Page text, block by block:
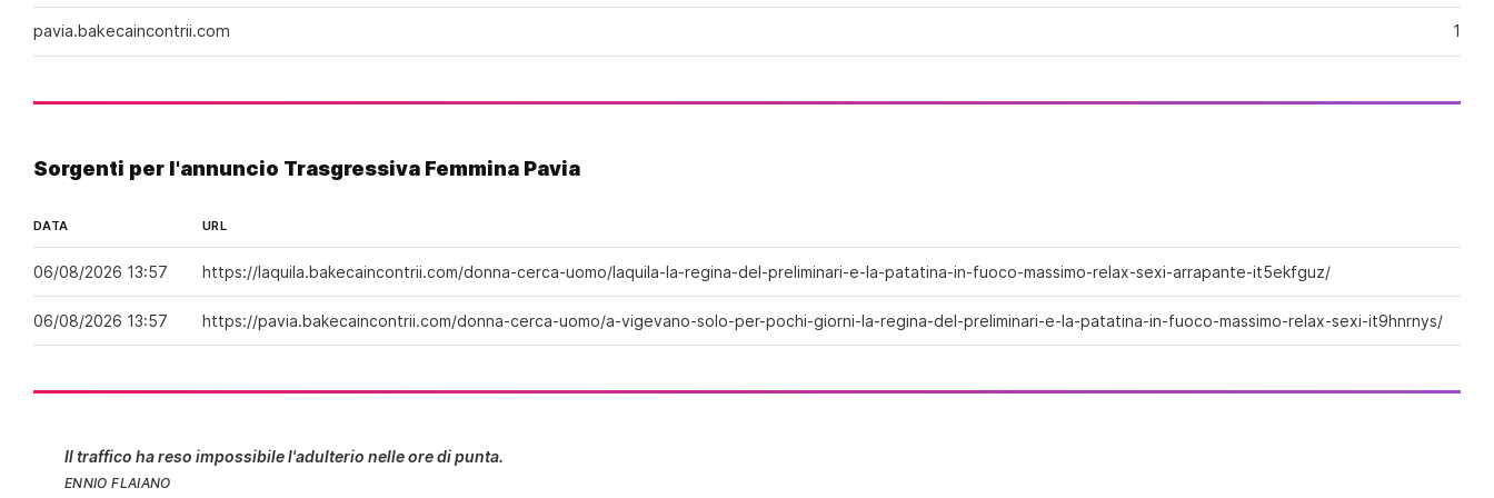
pavia.bakecaincontrii.com 1
Sorgenti per l'annuncio Trasgressiva Femmina Pavia
DATA URL
06/08/2026 13:57 https://laquila.bakecaincontrii.com/donna-cerca-uomo/laquila-la-regina-del-preliminari-e-la-patatina-in-fuoco-massimo-relax-sexi-arrapante-it5ekfguz/
06/08/2026 13:57 https://pavia.bakecaincontrii.com/donna-cerca-uomo/a-vigevano-solo-per-pochi-giorni-la-regina-del-preliminari-e-la-patatina-in-fuoco-massimo-relax-sexi-it9hnrnys/
Il traffico ha reso impossibile l'adulterio nelle ore di punta.
ENNIO FLAIANO